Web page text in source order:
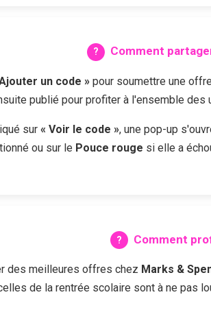
Comment
un code » pour soumettre une
publié pour profiter à l'ensemble des
sur « Voir le code », une pop-up
ou sur le Pouce rouge si elle a
Comment
des meilleures offres chez Marks &
de la rentrée scolaire sont à ne pas